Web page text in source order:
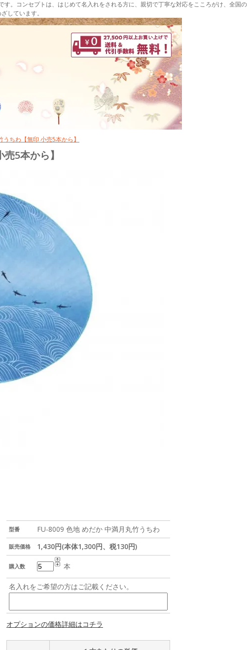
。コンセプトは、はじめて名入れをされる方に、親切で丁寧な対応をこころがけ、全国の
しています。
ちわ【無印 小売5本から】
5本から】
型番 FU-8009 色地 めだか 中満月丸竹うちわ
販売価格 1,430円(本体1,300円、税130円)
購入数 本
名入れをご希望の方はご記載ください。
オプションの価格詳細はコチラ